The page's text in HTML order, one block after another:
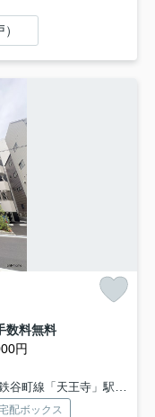
数料無料
円
町線「天王寺」駅 徒歩8分
配ボックス